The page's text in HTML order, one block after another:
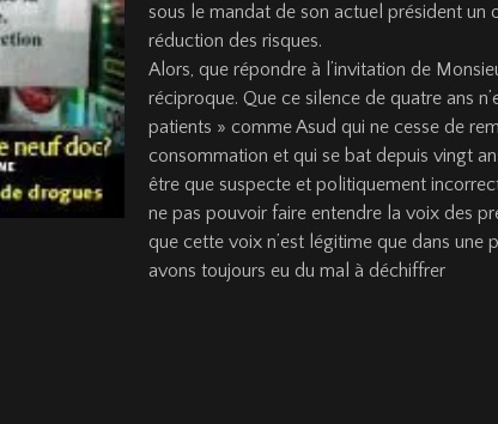
sous le mandat de son actuel président
réduction des risques.
Alors, que répondre à l’invitation de
réciproque. Que ce silence de quatre ans
patients » comme Asud qui ne cesse de
consommation et qui se bat depuis vingt
être que suspecte et politiquement
ne pas pouvoir faire entendre la voix des
que cette voix n’est légitime que dans une
avons toujours eu du mal à déchiffrer